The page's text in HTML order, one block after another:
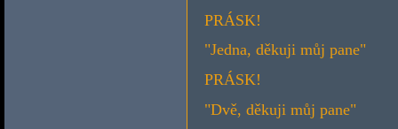
PRÁSK!
"Jedna, děkuji můj pane"
PRÁSK!
"Dvě, děkuji můj pane"